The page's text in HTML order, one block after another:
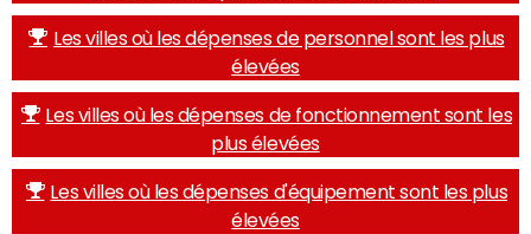
Les villes où les dépenses de personnel sont les plus
élevées
Les villes où les dépenses de fonctionnement sont les
plus élevées
Les villes où les dépenses d'équipement sont les plus
élevées